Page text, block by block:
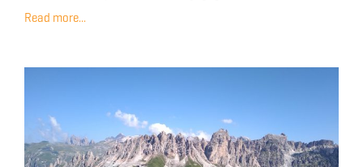
Read more...